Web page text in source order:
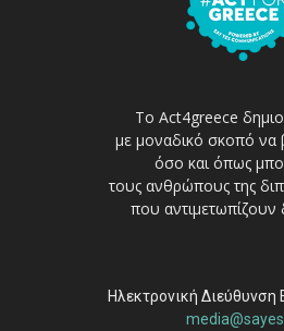
Το Act4greece
με μοναδικό σκοπό
όσο και όπως
τους ανθρώπους της
που αντιμετωπίζουν
Ηλεκτρονική Διεύθυνση